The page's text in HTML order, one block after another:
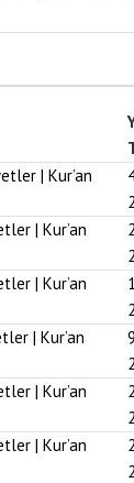
| Kur’an
| Kur’an
| Kur’an
| Kur’an
| Kur’an
| Kur’an